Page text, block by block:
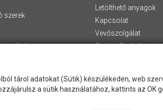
szerek
Letölthető anyagok
Kapcsolat
Vevőszolgálat
Cookie Szabályzat
webpartners
tárol adatokat (Sütik) készülékeden, web
a sütik használatához, kattints az OK